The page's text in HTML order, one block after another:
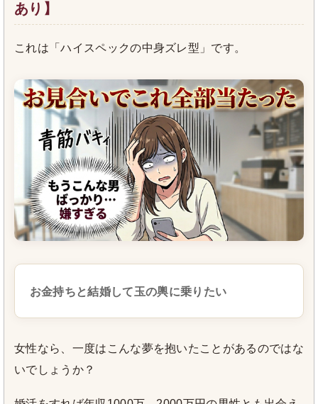
あり】
これは「ハイスペックの中身ズレ型」です。
お金持ちと結婚して玉の輿に乗りたい
女性なら、一度はこんな夢を抱いたことがあるのではな
いでしょうか？